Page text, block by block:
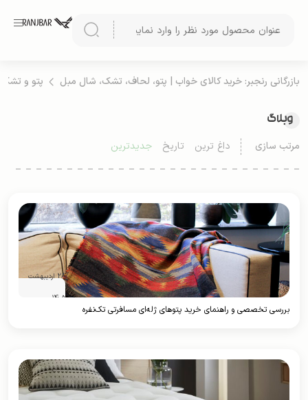
بازرگانی رنجبر: خرید کالای خواب | پتو، لحاف، تشک، شال مبل پتو و تشک
وبلاگ
مرتب سازی داغ ترین تاریخ جدیدترین
28 اردیبهشت
1405
بررسی تخصصی و راهنمای خرید پتوهای ژله‌ای مسافرتی تک‌نفره